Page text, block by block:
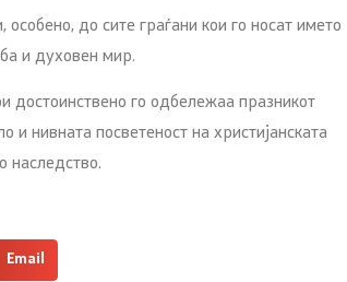
до сите граѓани кои го носат името
и духовен мир.
достоинствено го одбележаа празникот
нивната посветеност на христијанската
наследство.
Email